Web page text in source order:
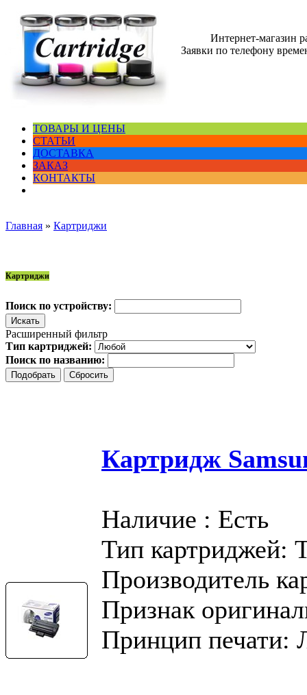
Интернет-магазин
Заявки по телефону
ТОВАРЫ И ЦЕНЫ
СТАТЬИ
ДОСТАВКА
ЗАКАЗ
КОНТАКТЫ
Главная » Картриджи
Картриджи
Поиск по устройству:
Расширенный фильтр
Тип картриджей:
Поиск по названию:
Картридж
Наличие : Есть
Тип картриджей:
Производитель
Признак
Принцип печати: